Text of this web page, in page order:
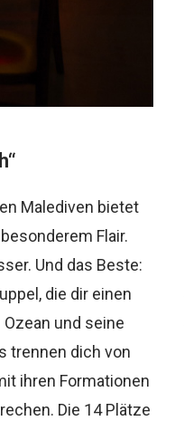
Malediven bietet
Flair.
Und das Beste:
die dir einen
und seine
trennen dich von
ihren Formationen
Die 14 Plätze